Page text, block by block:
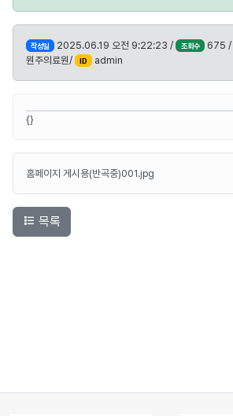
작성일 2025.06.19 오전 9:22:23 / 조회수 675 /
원주의료원/
ID admin
{}
홈페이지 게시용(반곡중)001.jpg
목록